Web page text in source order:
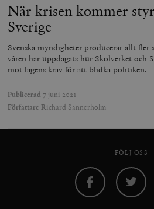
När krisen kommer
Sverige
Svenska myndigheter producerar allt fler
våren har uppdagats hur Skolverket och
mot lagens krav för att blidka politiken.
Publicerad 7 juni 2021
Författare Richard Sannerholm
FÖLJ OSS
och kontohantering. Webbplatsen
ordentligt utan strikt nödvändiga
woocommerce_cart_hash